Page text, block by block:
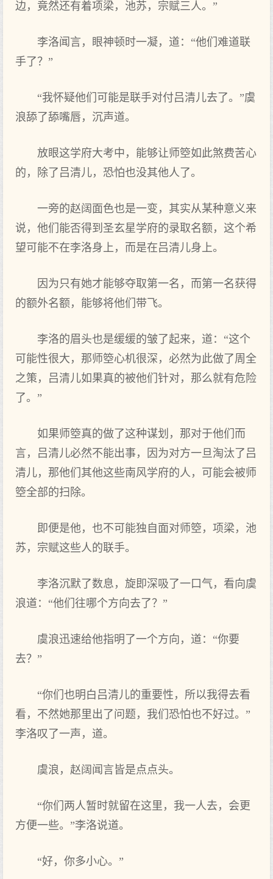
边，竟然还有着项梁，池苏，宗赋三人。”
李洛闻言，眼神顿时一凝，道：“他们难道联
手了？”
“我怀疑他们可能是联手对付吕清儿去了。”虞
浪舔了舔嘴唇，沉声道。
放眼这学府大考中，能够让师箜如此煞费苦心
的，除了吕清儿，恐怕也没其他人了。
一旁的赵阔面色也是一变，其实从某种意义来
说，他们能否得到圣玄星学府的录取名额，这个希
望可能不在李洛身上，而是在吕清儿身上。
因为只有她才能够夺取第一名，而第一名获得
的额外名额，能够将他们带飞。
李洛的眉头也是缓缓的皱了起来，道：“这个
可能性很大，那师箜心机很深，必然为此做了周全
之策，吕清儿如果真的被他们针对，那么就有危险
了。”
如果师箜真的做了这种谋划，那对于他们而
言，吕清儿必然不能出事，因为对方一旦淘汰了吕
清儿，那他们其他这些南风学府的人，可能会被师
箜全部的扫除。
即便是他，也不可能独自面对师箜，项梁，池
苏，宗赋这些人的联手。
李洛沉默了数息，旋即深吸了一口气，看向虞
浪道：“他们往哪个方向去了？”
虞浪迅速给他指明了一个方向，道：“你要
去？”
“你们也明白吕清儿的重要性，所以我得去看
看，不然她那里出了问题，我们恐怕也不好过。”
李洛叹了一声，道。
虞浪，赵阔闻言皆是点点头。
“你们两人暂时就留在这里，我一人去，会更
方便一些。”李洛说道。
“好，你多小心。”